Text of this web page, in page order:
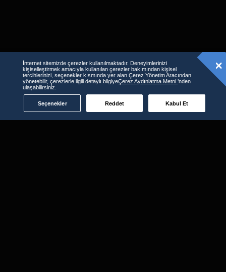
Benzer İçerikler
İnternet sitemizde çerezler kullanılmaktadır. Deneyimlerinizi
kişiselleştirmek amacıyla kullanılan çerezler bakımından kişisel
tercihlerinizi, seçenekler kısmında yer alan Çerez Yönetim Aracından
yönetebilir, çerezlerle ilgili detaylı bilgiyeÇerez Aydınlatma Metni’nden
ulaşabilirsiniz.
Seçenekler Reddet Kabul Et